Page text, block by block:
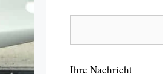
Ihre Nachricht